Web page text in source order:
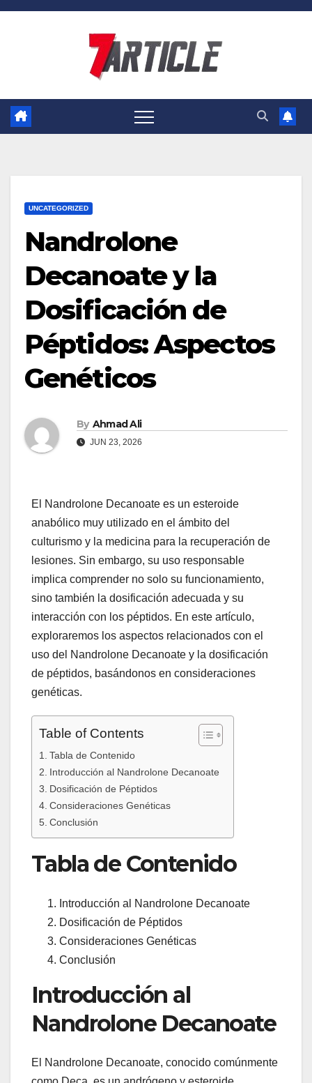
Skip
UNCATEGORIZED
Nandrolone
Decanoate y la
Dosificación de
Péptidos: Aspectos
Genéticos
By Ahmad Ali
JUN 23, 2026
El Nandrolone Decanoate es un esteroide
anabólico muy utilizado en el ámbito del
culturismo y la medicina para la recuperación de
lesiones. Sin embargo, su uso responsable
implica comprender no solo su funcionamiento,
sino también la dosificación adecuada y su
interacción con los péptidos. En este artículo,
exploraremos los aspectos relacionados con el
uso del Nandrolone Decanoate y la dosificación
de péptidos, basándonos en consideraciones
genéticas.
Table of Contents
Tabla de Contenido
Introducción al Nandrolone Decanoate
Dosificación de Péptidos
Consideraciones Genéticas
Conclusión
Tabla de Contenido
Introducción al Nandrolone Decanoate
Dosificación de Péptidos
Consideraciones Genéticas
Conclusión
Introducción al
Nandrolone Decanoate
El Nandrolone Decanoate, conocido comúnmente